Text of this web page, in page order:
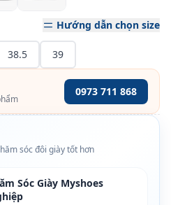
Hướng dẫn chọn size
38.5 39
0973 711 868
sóc đôi giày tốt hơn
Sóc Giày Myshoes